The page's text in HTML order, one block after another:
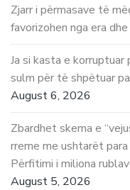
Zjarr i përmasave të
favorizohen nga era
Ja si kasta e
sulm për të shpëtuar
August 6, 2026
Zbardhet skema e
rreme me ushtarët
Përfitimi i miliona
August 5, 2026